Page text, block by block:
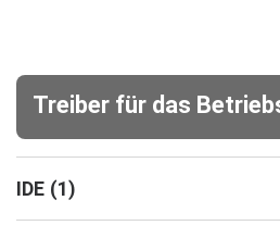
Treiber für das
IDE (1)